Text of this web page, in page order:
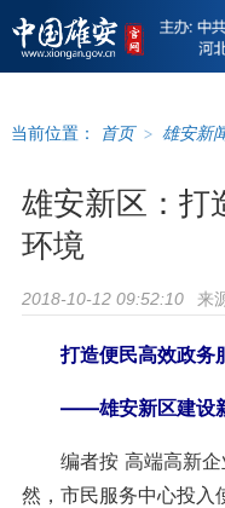
当前位置： 首页 > 雄安新
雄安新区：打
环境
2018-10-12 09:52:10 来
打造便民高效政务
——雄安新区建设
编者按 高端高新企
然，市民服务中心投